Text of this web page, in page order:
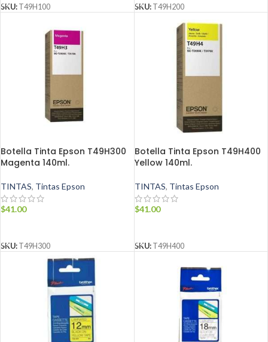
SKU: T49H100 SKU: T49H200
Botella Tinta Epson T49H300
Magenta 140ml.
TINTAS, Tintas Epson
$41.00
SKU: T49H300
Botella Tinta Epson T49H400
Yellow 140ml.
TINTAS, Tintas Epson
$41.00
SKU: T49H400